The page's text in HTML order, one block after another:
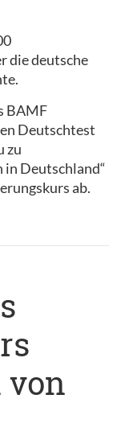
die deutsche
BAMF
Deutschtest
zu
in Deutschland“
ab.
von